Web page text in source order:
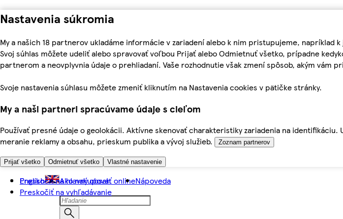
Nastavenia súkromia
My a našich 18 partnerov ukladáme informácie v zariadení alebo k nim pristupujeme,
Svoj súhlas môžete udeliť alebo spravovať voľbou Prijať alebo Odmietnuť všetko, prípadne
partnerom a neovplyvnia údaje o prehliadaní. Vaše rozhodnutie však zmení spôsob, akým vám
Svoje nastavenia súhlasu môžete zmeniť kliknutím na Nastavenia cookies v pätičke stránky.
My a naši partneri spracúvame údaje s cieľom
Používať presné údaje o geolokácii. Aktívne skenovať charakteristiky zariadenia na
meranie reklamy a obsahu, prieskum publika a vývoj služieb.
Zoznam partnerov
Prijať všetko Odmietnuť všetko Vlastné nastavenie
Preskočiť na hlavný obsah
Preskočiť na vyhľadávanie
English Ako nakupovať onlineNápoveda